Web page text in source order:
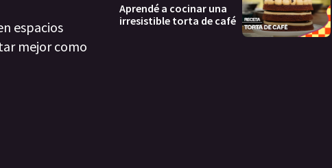
espacios
mejor como
Aprendé a cocinar una
irresistible torta de café